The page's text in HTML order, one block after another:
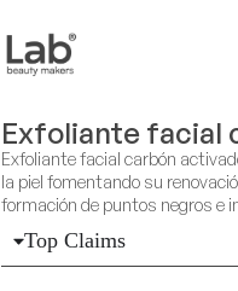
Exfoliante facial
Exfoliante facial carbón
la piel fomentando su
formación de puntos negros e
Top Claims